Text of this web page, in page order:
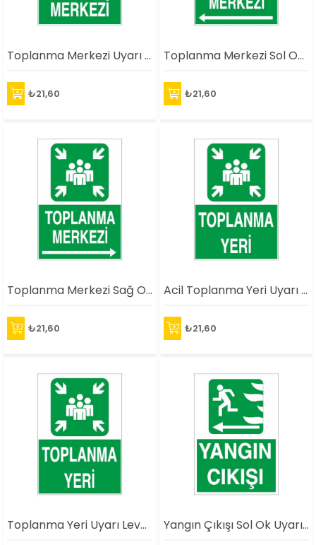
Toplanma Merkezi Uyarı Levhası
₺21,60
Toplanma Merkezi Sol Ok Uyarı Levhası
₺21,60
Toplanma Merkezi Sağ Ok Uyarı Levhası
₺21,60
Acil Toplanma Yeri Uyarı Levhası
₺21,60
Toplanma Yeri Uyarı Levhası Yangın Çıkışı Sol Ok Uyarı Levhası